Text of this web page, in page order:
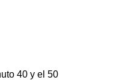
40 y el 50